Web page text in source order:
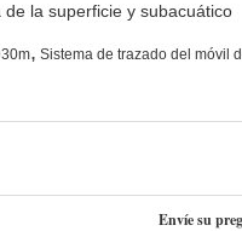
la superficie y subacuático
, Sistema de trazado del móvil
Envíe su